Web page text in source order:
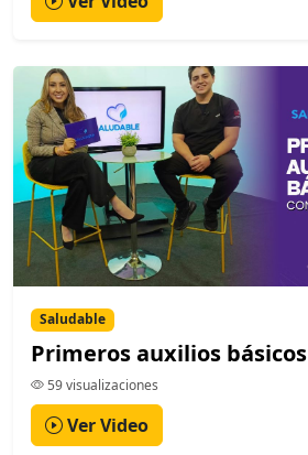
Saludable
Primeros auxilios básicos
59 visualizaciones
Ver Video